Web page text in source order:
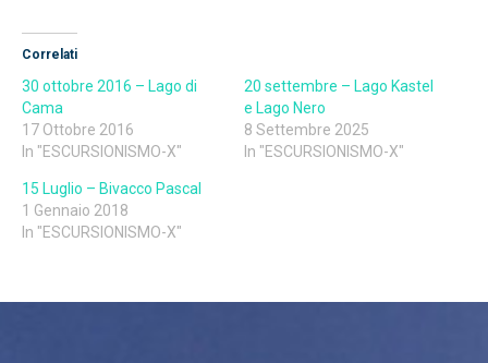
Correlati
30 ottobre 2016 – Lago di
Cama
17 Ottobre 2016
In "ESCURSIONISMO-X"
20 settembre – Lago Kastel
e Lago Nero
8 Settembre 2025
In "ESCURSIONISMO-X"
15 Luglio – Bivacco Pascal
1 Gennaio 2018
In "ESCURSIONISMO-X"